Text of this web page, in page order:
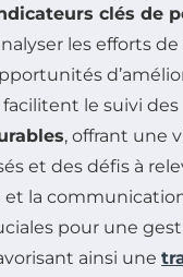
clés de
les efforts
le suivi des
, offrant une
et des défis à
et la
pour une
ainsi une